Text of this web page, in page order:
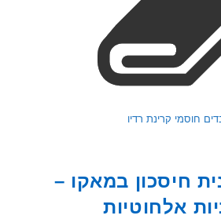
קרינת רדיו
במאקו –